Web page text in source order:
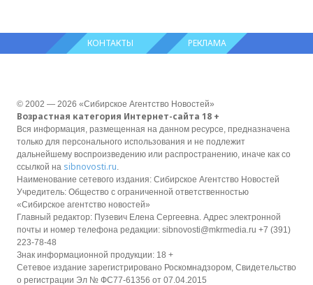
КОНТАКТЫ РЕКЛАМА
© 2002 — 2026 «Сибирское Агентство Новостей»
Возрастная категория Интернет-сайта 18 +
Вся информация, размещенная на данном ресурсе, предназначена
только для персонального использования и не подлежит
дальнейшему воспроизведению или распространению, иначе как со
ссылкой на sibnovosti.ru.
Наименование сетевого издания: Сибирское Агентство Новостей
Учредитель: Общество с ограниченной ответственностью
«Сибирское агентство новостей»
Главный редактор: Пузевич Елена Сергеевна. Адрес электронной
почты и номер телефона редакции: sibnovosti@mkrmedia.ru +7 (391)
223-78-48
Знак информационной продукции: 18 +
Сетевое издание зарегистрировано Роскомнадзором, Свидетельство
о регистрации Эл № ФС77-61356 от 07.04.2015